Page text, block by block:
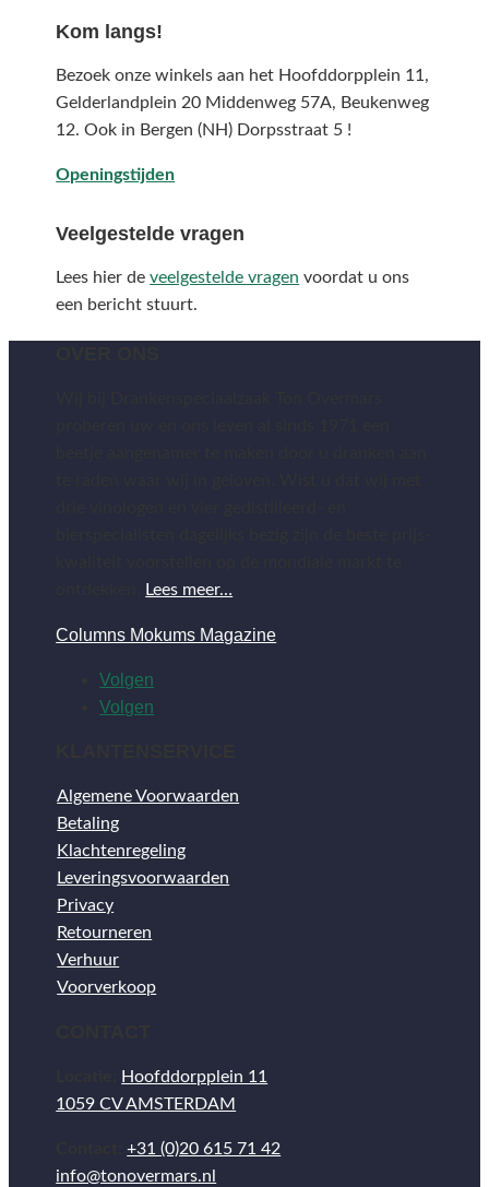
Kom langs!
Bezoek onze winkels aan het Hoofddorpplein 11,
Gelderlandplein 20 Middenweg 57A, Beukenweg
12.Ook in Bergen (NH) Dorpsstraat 5 !
Openingstijden
Veelgestelde vragen
Lees hier deveelgestelde vragen voordat u ons
een bericht stuurt.
Lees meer…
Columns Mokums Magazine
Volgen
Volgen
Algemene Voorwaarden
Betaling
Klachtenregeling
Leveringsvoorwaarden
Privacy
Retourneren
Verhuur
Voorverkoop
Hoofddorpplein 11
1059 CV AMSTERDAM
+31 (0)20 615 71 42
info@tonovermars.nl